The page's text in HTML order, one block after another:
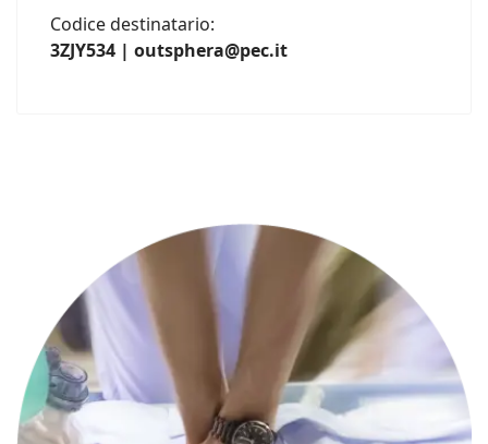
Codice destinatario:
3ZJY534 | outsphera@pec.it